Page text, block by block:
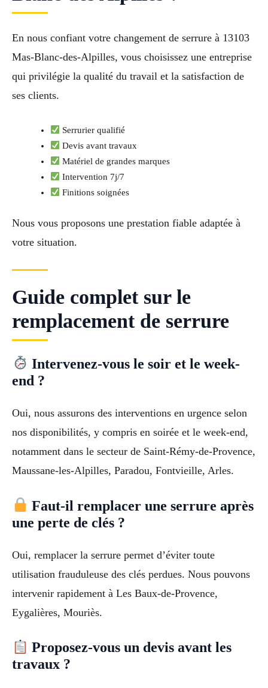
En nous confiant votre changement de serrure à 13103
Mas-Blanc-des-Alpilles, vous choisissez une entreprise
qui privilégie la qualité du travail et la satisfaction de
ses clients.
Serrurier qualifié
Devis avant travaux
Matériel de grandes marques
Intervention 7j/7
Finitions soignées
Nous vous proposons une prestation fiable adaptée à
votre situation.
Guide complet sur le
remplacement de serrure
Intervenez-vous le soir et le week-
end ?
Oui, nous assurons des interventions en urgence selon
nos disponibilités, y compris en soirée et le week-end,
notamment dans le secteur de Saint-Rémy-de-Provence,
Maussane-les-Alpilles, Paradou, Fontvieille, Arles.
Faut-il remplacer une serrure après
une perte de clés ?
Oui, remplacer la serrure permet d’éviter toute
utilisation frauduleuse des clés perdues. Nous pouvons
intervenir rapidement à Les Baux-de-Provence,
Eygalières, Mouriès.
Proposez-vous un devis avant les
travaux ?